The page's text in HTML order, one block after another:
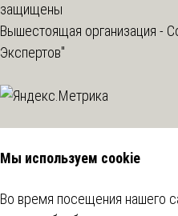
защищены
Вышестоящая организация -
Экспертов"
Мы используем cookie
Во время посещения нашего